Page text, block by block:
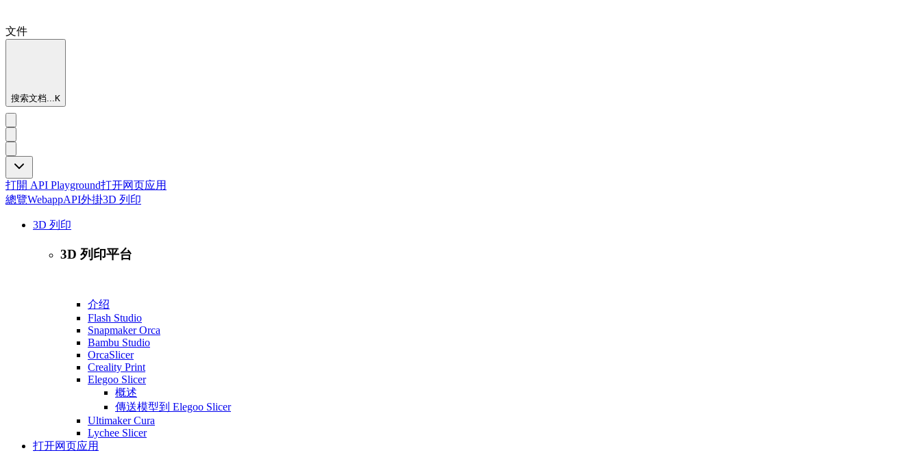
文件
搜索文档...K
打開 API Playground打开网页应用
總覽WebappAPI外掛3D 列印
3D 列印
3D 列印平台
介绍
Flash Studio
Snapmaker Orca
Bambu Studio
OrcaSlicer
Creality Print
Elegoo Slicer
概述
傳送模型到 Elegoo Slicer
Ultimaker Cura
Lychee Slicer
打开网页应用